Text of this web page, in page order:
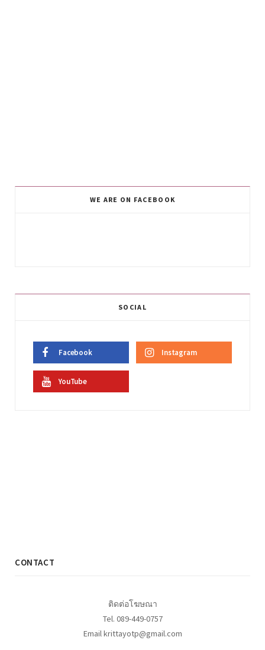
WE ARE ON FACEBOOK
SOCIAL
Facebook Instagram
YouTube
CONTACT
ติดต่อโฆษณา
Tel. 089-449-0757
Email krittayotp@gmail.com